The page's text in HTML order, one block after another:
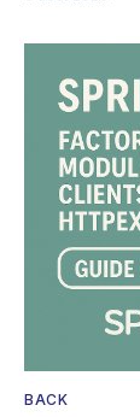
BACK